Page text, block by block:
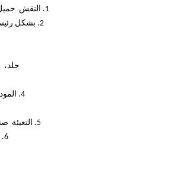
1. النقش جميل أنماط و كلمات هذه مثل خشب، الخيزران, عاج، العظام والجلود والرخام والقشرة.
2. بشكل رئيسي مستخدم في كبير بلاستيك شخصية قطع, لون طبق نقش، عضوي زجاج نقش و
جلد،
4. الموديل صناعة: إنتاج ل بناء رمل طاولة نموذج و الطائرات نموذج، إلخ. اي بي سي طبق
5. التعبئة صناعة: نقش و الطباعة ممحاة طبق، بلاستيك طبق، مزدوج سبورة، موت يقطع طبق.
6. أخرى صناعة: نقش على رخام، الجرانيت, زجاج، كريستال و آخر ديكور مواد، يقطع